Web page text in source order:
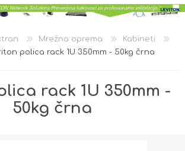
Mrežna oprema
Kabineti
polica rack 1U 350mm - 50kg črna
rack 1U 350mm -
50kg črna